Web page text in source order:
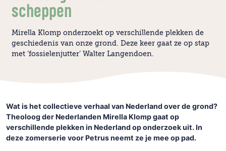
scheppen
Mirella Klomp onderzoekt op verschillende plekken de
geschiedenis van onze grond. Deze keer gaat ze op stap
met ‘fossielenjutter’ Walter Langendoen.
Wat is het collectieve verhaal van Nederland over de grond?
Theoloog der Nederlanden Mirella Klomp gaat op
verschillende plekken in Nederland op onderzoek uit. In
deze zomerserie voor Petrus neemt ze je mee op pad.